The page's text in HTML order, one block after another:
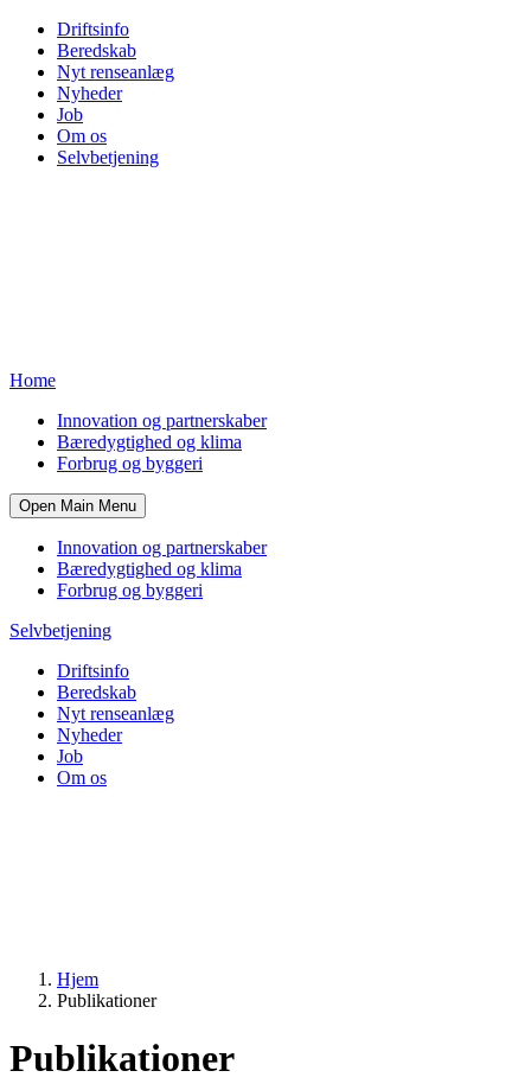
Driftsinfo
Beredskab
Nyt renseanlæg
Nyheder
Job
Om os
Selvbetjening
Home
Innovation og partnerskaber
Bæredygtighed og klima
Forbrug og byggeri
Open Main Menu
Innovation og partnerskaber
Bæredygtighed og klima
Forbrug og byggeri
Selvbetjening
Driftsinfo
Beredskab
Nyt renseanlæg
Nyheder
Job
Om os
Hjem
Publikationer
Publikationer